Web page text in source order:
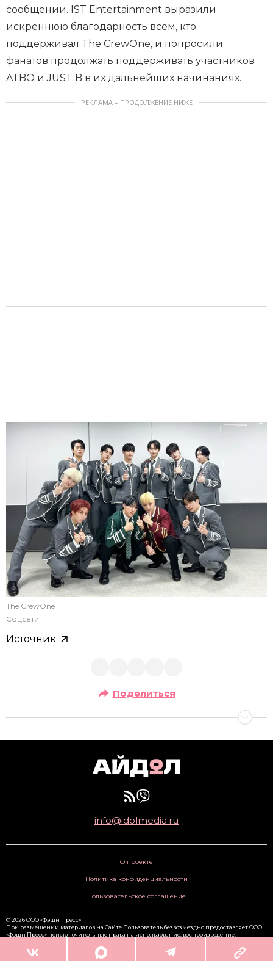
сообщении. IST Entertainment выразили
искреннюю благодарность всем, кто
поддерживал The CrewOne, и попросили
фанатов продолжать поддерживать участников
ATBO и JUST B в их дальнейших начинаниях.
РЕКЛАМА – ПРОДОЛЖЕНИЕ НИЖЕ
The CrewOne
Соцсети
Источник
Поделиться
info@idolmedia.ru
О проекте
Политика конфиденциальности
Пользовательское соглашение
© 2026 ООО «Фэшн Пресс»
При размещении материалов на Сайте Пользователь безвозмездно предоставляет ООО
«Фэшн Пресс» неисключительные права на использование, воспроизведение,
материалов и доведение их до всеобщего сведения через сайт
www.idolmedia.ru. 16+